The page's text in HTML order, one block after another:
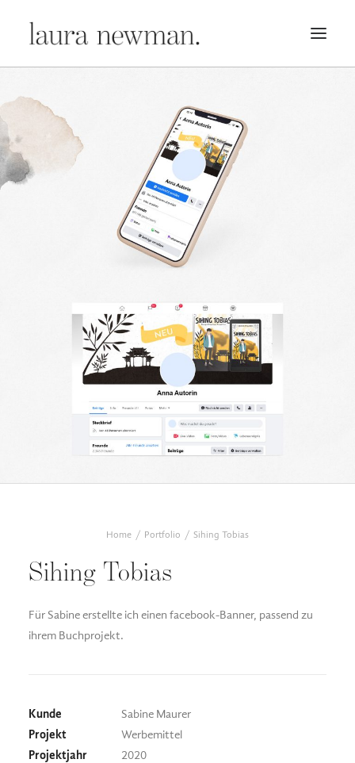
PORTFOLIO
PREMADES
PREISLISTE
KURSE
ÜBER MICH
DESIGN FAQ
WALLPAPER
STOCKDATEN
Home Portfolio Sihing Tobias
Sihing Tobias
Für Sabine erstellte ich einen facebook-Banner, passend zu
ihrem Buchprojekt.
Kunde
Sabine Maurer
Projekt
Werbemittel
Projektjahr
2020